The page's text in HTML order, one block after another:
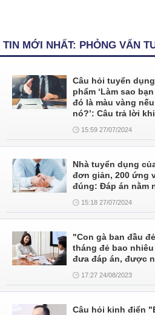
TIN MỚI NHẤT: PHỎNG VẤN
Câu hỏi tuyển
phẩm ‘Làm sao
đó là màu vàng
nó?’: Câu trả lời
15:59 27/07/2024
Nhà tuyển dụng
đơn giản, 200 ứng
đúng: Đáp án nằm
15:18 27/07/2024
"Con gà ban đầu
tháng đẻ bao
đưa đáp án, được
17:27 24/08/2023
Câu hỏi kinh điển